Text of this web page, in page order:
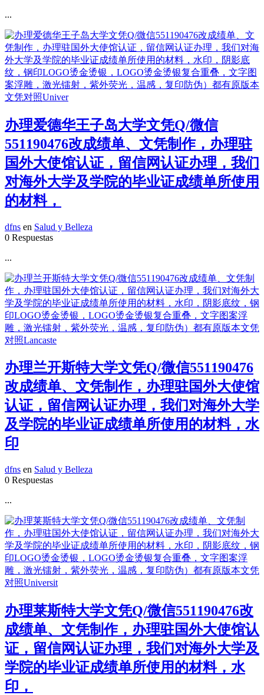
...
办理爱德华王子岛大学文凭Q/微信
551190476改成绩单、文凭制作，办理驻
国外大使馆认证，留信网认证办理，我们
对海外大学及学院的毕业证成绩单所使用
的材料，
dfns en Salud y Belleza
0 Respuestas
...
办理兰开斯特大学文凭Q/微信551190476
改成绩单、文凭制作，办理驻国外大使馆
认证，留信网认证办理，我们对海外大学
及学院的毕业证成绩单所使用的材料，水
印
dfns en Salud y Belleza
0 Respuestas
...
办理莱斯特大学文凭Q/微信551190476改
成绩单、文凭制作，办理驻国外大使馆认
证，留信网认证办理，我们对海外大学及
学院的毕业证成绩单所使用的材料，水
印，